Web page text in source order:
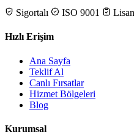
Sigortalı
ISO 9001
Hızlı Erişim
Ana Sayfa
Teklif Al
Canlı Fırsatlar
Hizmet Bölgeleri
Blog
Kurumsal